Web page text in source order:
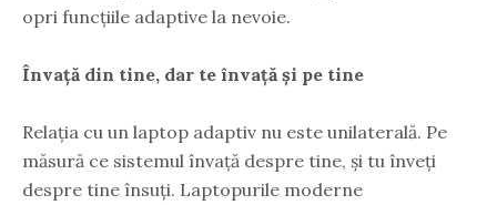
opri funcțiile adaptive la nevoie.
Învață din tine, dar te învață și pe tine
Relația cu un laptop adaptiv nu este unilaterală. Pe
măsură ce sistemul învață despre tine, și tu înveți
despre tine însuți. Laptopurile moderne